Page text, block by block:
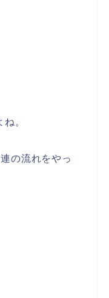
。
の流れをやっ